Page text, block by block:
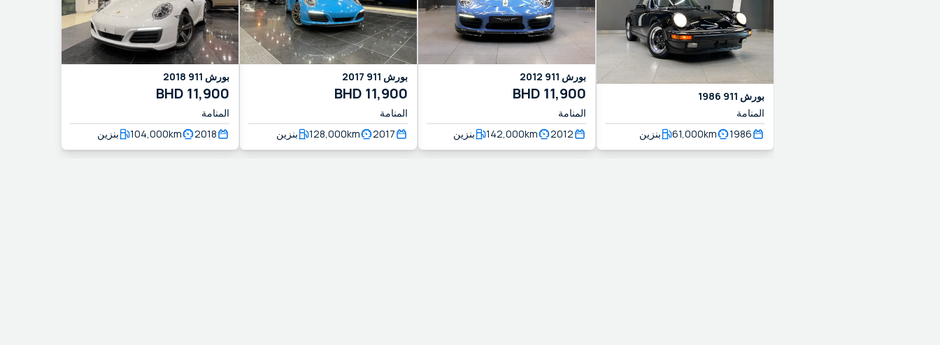
بورش 911
1986
المنامة
1986
61,000km بنزين
بورش 911
2012
BHD 11,900
المنامة
2012
142,000km بنزين
بورش 911
2017
BHD 11,900
المنامة
2017
128,000km بنزين
بورش 911
2018
BHD 11,900
المنامة
2018
104,000km بنزين